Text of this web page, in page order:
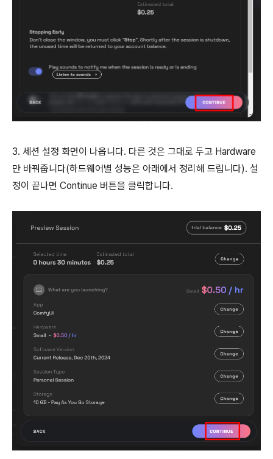
3. 세션 설정 화면이 나옵니다. 다른 것은 그대로 두고 Hardware
만 바꿔줍니다(하드웨어별 성능은 아래에서 정리해 드립니다). 설
정이 끝나면 Continue 버튼을 클릭합니다.